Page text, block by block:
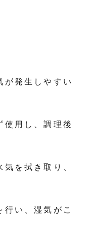
が発生しやすい
使用し、調理後
を拭き取り、
い、湿気がこ